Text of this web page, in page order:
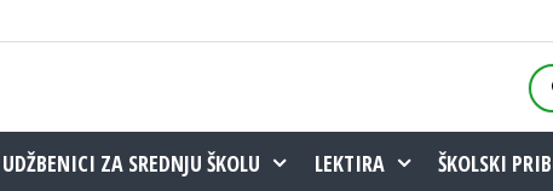
UDŽBENICI ZA SREDNJU ŠKOLU LEKTIRA ŠKOLSKI